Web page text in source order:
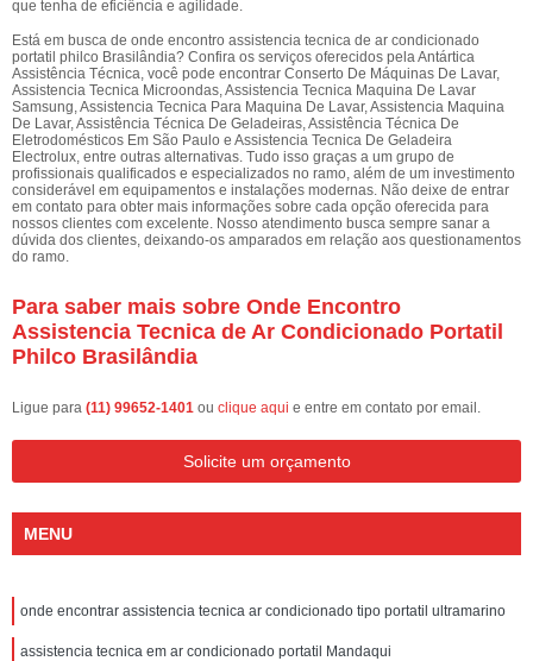
que tenha de eficiência e agilidade.
Está em busca de onde encontro assistencia tecnica de ar condicionado
portatil philco Brasilândia? Confira os serviços oferecidos pela Antártica
Assistência Técnica, você pode encontrar Conserto De Máquinas De Lavar,
Assistencia Tecnica Microondas, Assistencia Tecnica Maquina De Lavar
Samsung, Assistencia Tecnica Para Maquina De Lavar, Assistencia Maquina
De Lavar, Assistência Técnica De Geladeiras, Assistência Técnica De
Eletrodomésticos Em São Paulo e Assistencia Tecnica De Geladeira
Electrolux, entre outras alternativas. Tudo isso graças a um grupo de
profissionais qualificados e especializados no ramo, além de um investimento
considerável em equipamentos e instalações modernas. Não deixe de entrar
em contato para obter mais informações sobre cada opção oferecida para
nossos clientes com excelente. Nosso atendimento busca sempre sanar a
dúvida dos clientes, deixando-os amparados em relação aos questionamentos
do ramo.
Para saber mais sobre Onde Encontro
Assistencia Tecnica de Ar Condicionado Portatil
Philco Brasilândia
Ligue para (11) 99652-1401 ou clique aqui e entre em contato por email.
Solicite um orçamento
MENU
onde encontrar assistencia tecnica ar condicionado tipo portatil ultramarino
assistencia tecnica em ar condicionado portatil Mandaqui